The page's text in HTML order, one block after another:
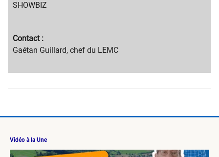
SHOWBIZ
Migration
content
Contact :
Migration
text
Gaétan Guillard, chef du LEMC
Vidéo à la Une